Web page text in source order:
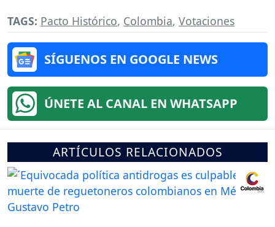
TAGS: Pacto Histórico, Colombia, Votaciones
SÍGUENOS EN GOOGLE NEWS
ÚNETE AL CANAL EN WHATSAPP
ARTÍCULOS RELACIONADOS